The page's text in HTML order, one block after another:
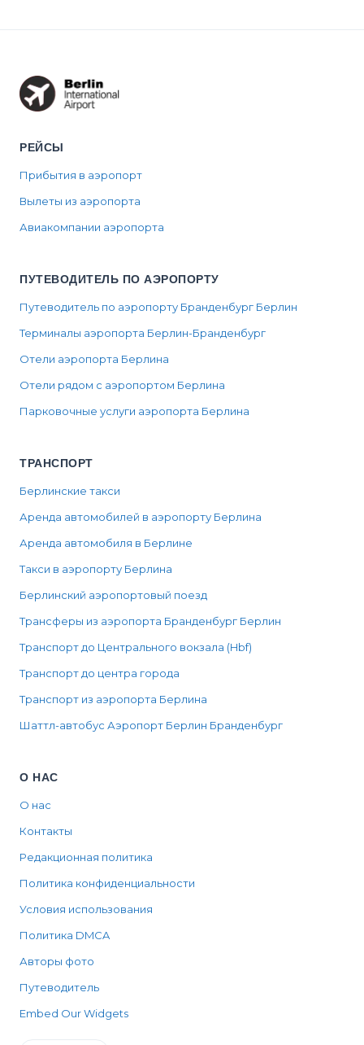
РЕЙСЫ
Прибытия в аэропорт
Вылеты из аэропорта
Авиакомпании аэропорта
ПУТЕВОДИТЕЛЬ ПО АЭРОПОРТУ
Путеводитель по аэропорту Бранденбург Берлин
Терминалы аэропорта Берлин-Бранденбург
Отели аэропорта Берлина
Отели рядом с аэропортом Берлина
Парковочные услуги аэропорта Берлина
ТРАНСПОРТ
Берлинские такси
Аренда автомобилей в аэропорту Берлина
Аренда автомобиля в Берлине
Такси в аэропорту Берлина
Берлинский аэропортовый поезд
Трансферы из аэропорта Бранденбург Берлин
Транспорт до Центрального вокзала (Hbf)
Транспорт до центра города
Транспорт из аэропорта Берлина
Шаттл-автобус Аэропорт Берлин Бранденбург
О НАС
О нас
Контакты
Редакционная политика
Политика конфиденциальности
Условия использования
Политика DMCA
Авторы фото
Путеводитель
Embed Our Widgets